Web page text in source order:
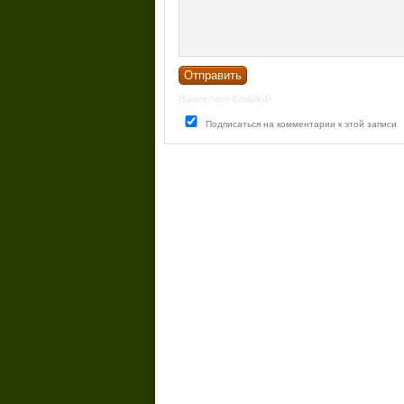
(Spamcheck Enabled)
Подписаться на комментарии к этой записи